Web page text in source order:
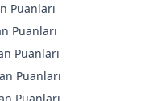
Puanları
Puanları
Puanları
Puanları